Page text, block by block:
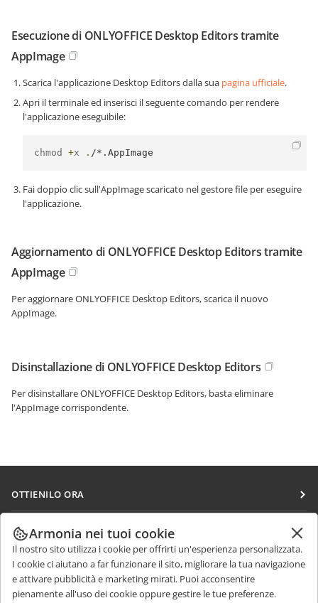
Esecuzione di ONLYOFFICE Desktop Editors tramite
AppImage
Scarica l'applicazione Desktop Editors dalla sua pagina ufficiale.
Apri il terminale ed inserisci il seguente comando per rendere
l'applicazione eseguibile:
chmod +x . /*.AppImage
Fai doppio clic sull'AppImage scaricato nel gestore file per eseguire
l'applicazione.
Aggiornamento di ONLYOFFICE Desktop Editors tramite
AppImage
Per aggiornare ONLYOFFICE Desktop Editors, scarica il nuovo
AppImage.
Disinstallazione di ONLYOFFICE Desktop Editors
Per disinstallare ONLYOFFICE Desktop Editors, basta eliminare
l'AppImage corrispondente.
OTTIENILO ORA
Docs
DocSpace
Workspace
Connettori
COLLABORA
Per i contributori
Per i traduttori
Per gli influencer
RICEVI NOTIZIE
Blog
RICEVI AIUTO
Armonia nei tuoi cookie
Il nostro sito utilizza i cookie per offrirti un'esperienza personalizzata.
I cookie ci aiutano a far funzionare il sito, migliorare la tua navigazione
e attivare pubblicità e marketing mirati. Puoi acconsentire
pienamente all'uso dei cookie oppure gestire le tue preferenze.